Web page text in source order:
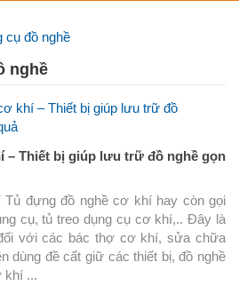
cụ đồ nghề
nghề
– Thiết bị giúp lưu trữ đồ nghề gọn
đựng đồ nghề cơ khí hay còn gọi
cụ, tủ treo dụng cụ cơ khí,.. Đây là
với các bác thợ cơ khí, sửa chữa
dùng đề cất giữ các thiết bị, đồ nghề
khí ...